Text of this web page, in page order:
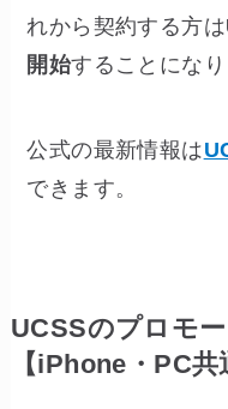
れから契約する方は
開始することになり
公式の最新情報は
できます。
UCSSのプロモ
【iPhone・PC共